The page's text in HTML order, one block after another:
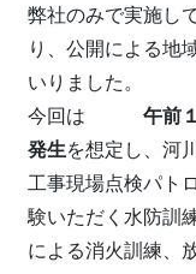
弊社のみで実施し
り、公開による地
いりました。
今回は 午前
発生を想定し、河
工事現場点検パト
験いただく水防訓
による消火訓練、